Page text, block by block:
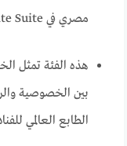
مصري في Elite Suite بمساحة 75 مترًا مربعًا.
هذه الفئة تمثل
بين الخصوصية
الطابع العالمي